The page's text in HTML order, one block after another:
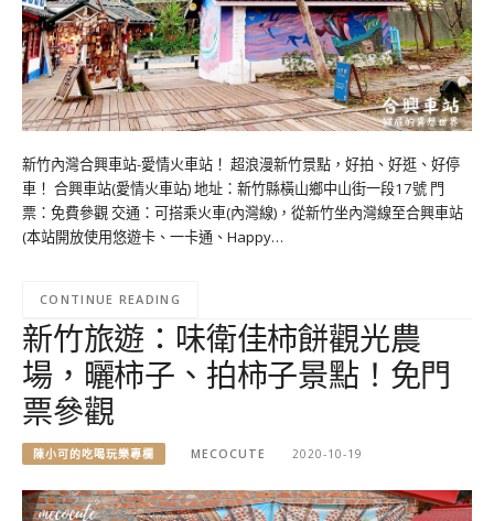
新竹內灣合興車站-愛情火車站！ 超浪漫新竹景點，好拍、好逛、好停
車！ 合興車站(愛情火車站) 地址：新竹縣橫山鄉中山街一段17號 門
票：免費參觀 交通：可搭乘火車(內灣線)，從新竹坐內灣線至合興車站
(本站開放使用悠遊卡、一卡通、Happy…
CONTINUE READING
新竹旅遊：味衛佳柿餅觀光農
場，曬柿子、拍柿子景點！免門
票參觀
陳小可的吃喝玩樂專欄 MECOCUTE 2020-10-19